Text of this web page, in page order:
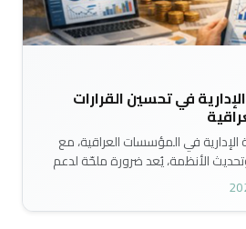
في تحسين القرارات
في المؤسسات العراقية، مع
الأنظمة، يُعد ضرورة ملحّة لدعم
مستدامة قائمة على قرارات مالية